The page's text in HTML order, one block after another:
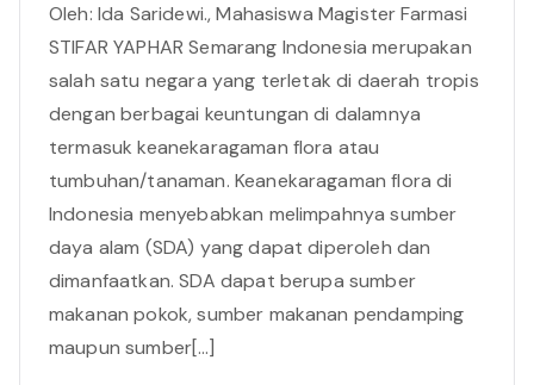
Oleh: Ida Saridewi., Mahasiswa Magister Farmasi
STIFAR YAPHAR Semarang Indonesia merupakan
salah satu negara yang terletak di daerah tropis
dengan berbagai keuntungan di dalamnya
termasuk keanekaragaman flora atau
tumbuhan/tanaman. Keanekaragaman flora di
Indonesia menyebabkan melimpahnya sumber
daya alam (SDA) yang dapat diperoleh dan
dimanfaatkan. SDA dapat berupa sumber
makanan pokok, sumber makanan pendamping
maupun sumber[…]